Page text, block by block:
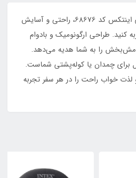
با بالش بادی مسافرتی اینتکس کد 68676، راحتی و آسایش
کنید. طراحی ارگونومیک و بادوام
را به شما هدیه می‌دهد.
برای چمدان یا کوله‌پشتی شماست.
لذت خواب راحت را در هر سفر تجربه